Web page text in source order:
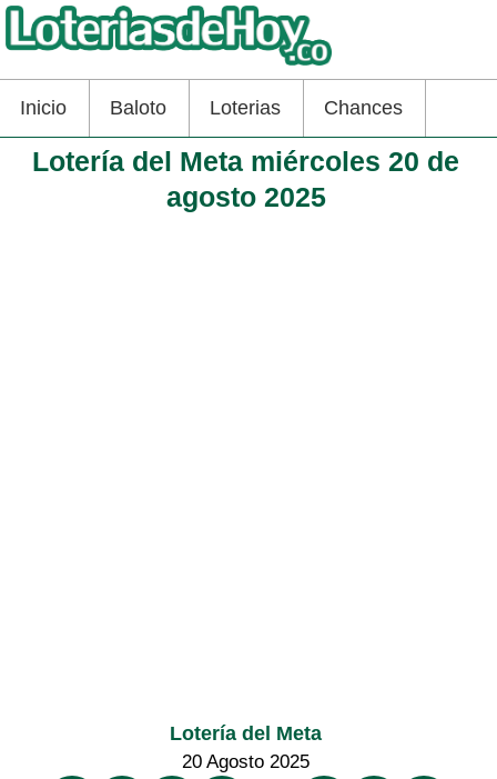
Inicio Baloto Loterias Chances
Lotería del Meta miércoles 20 de
agosto 2025
Lotería del Meta
20 Agosto 2025